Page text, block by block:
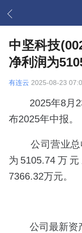
中坚科技
净利润为
有连云 2025-08-23
2025年8月23
布2025年中报。
公司营业总收
为5105.74万
7366.32万元。
公司最新资产